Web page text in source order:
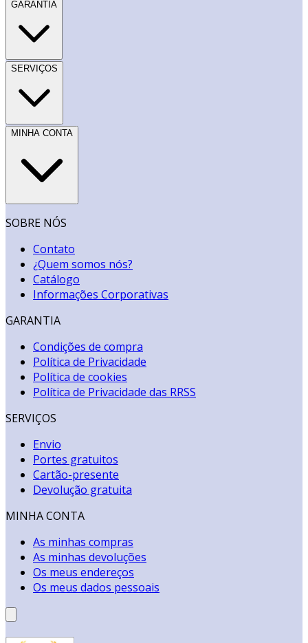
GARANTIA
SERVIÇOS
MINHA CONTA
SOBRE NÓS
Contato
¿Quem somos nós?
Catálogo
Informações Corporativas
GARANTIA
Condições de compra
Política de Privacidade
Política de cookies
Política de Privacidade das RRSS
SERVIÇOS
Envio
Portes gratuitos
Cartão-presente
Devolução gratuita
MINHA CONTA
As minhas compras
As minhas devoluções
Os meus endereços
Os meus dados pessoais